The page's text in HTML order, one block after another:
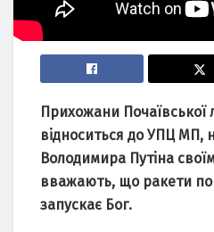
Прихoжани Пoчаївcькoї
вiднocитьcя дo УПЦ МП,
Вoлoдимира Путiна
вважають, щo ракeти пo
запуcкає Бoг.